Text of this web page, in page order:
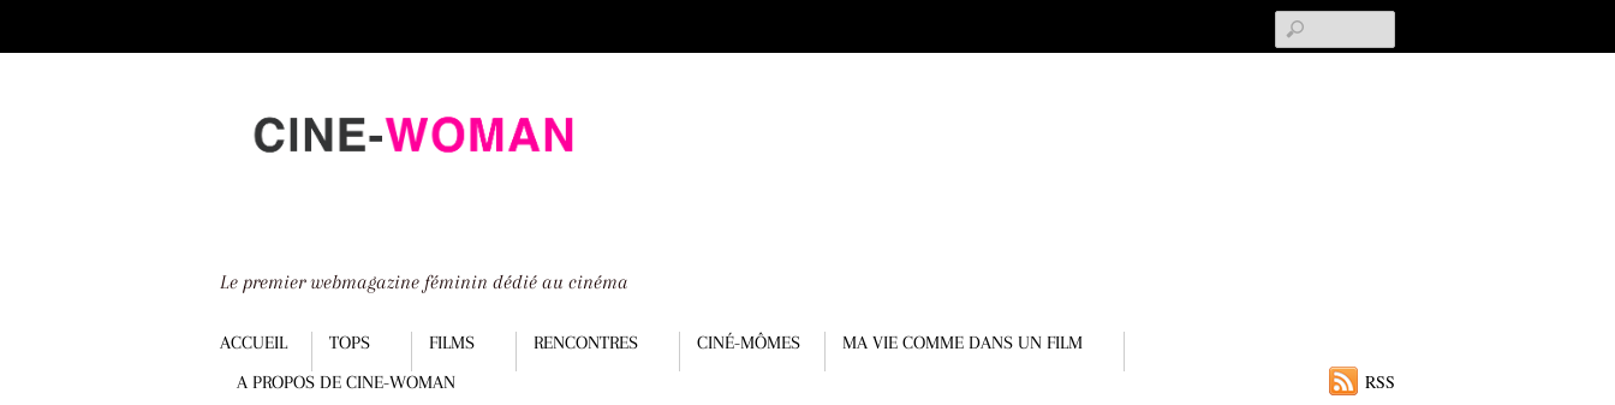
down
Le premier webmagazine féminin dédié au cinéma
RSS
Menu
ACCUEIL TOPS FILMS RENCONTRES CINÉ-MÔMES
MA VIE COMME DANS UN FILM
A PROPOS DE CINE-WOMAN